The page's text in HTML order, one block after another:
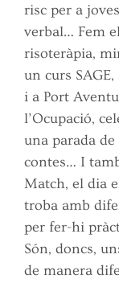
risc per a
verbal… Fem
risoteràpia,
un curs
i a Port
l’Ocupació,
una parada
contes… I
Match, el dia
troba amb
per fer-hi
Són, doncs,
de manera